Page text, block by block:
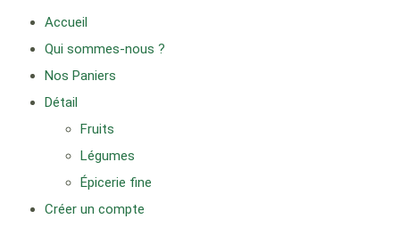
Accueil
Qui sommes-nous ?
Nos Paniers
Détail
Fruits
Légumes
Épicerie fine
Créer un compte